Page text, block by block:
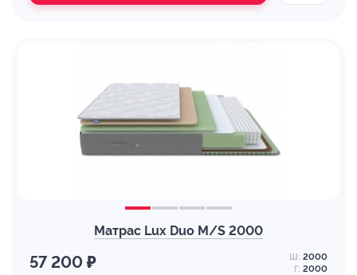
Матрас Lux Duo M/S 2000
57 200 ₽ Ш: 2000
Г: 2000